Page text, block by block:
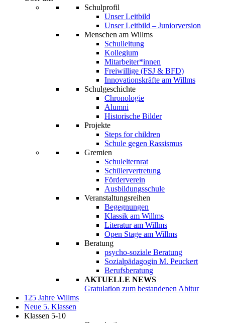
Schulprofil
Unser Leitbild
Unser Leitbild – Juniorversion
Menschen am Willms
Schulleitung
Kollegium
Mitarbeiter*innen
Freiwillige (FSJ & BFD)
Innovationskräfte am Willms
Schulgeschichte
Chronologie
Alumni
Historische Bilder
Projekte
Steps for children
Schule gegen Rassismus
Gremien
Schulelternrat
Schülervertretung
Förderverein
Ausbildungsschule
Veranstaltungsreihen
Begegnungen
Klassik am Willms
Literatur am Willms
Open Stage am Willms
Beratung
psycho-soziale Beratung
Sozialpädagogin M. Peuckert
Berufsberatung
AKTUELLE NEWS
Gratulation zum bestandenen Abitur
125 Jahre Willms
Neue 5. Klassen
Klassen 5-10